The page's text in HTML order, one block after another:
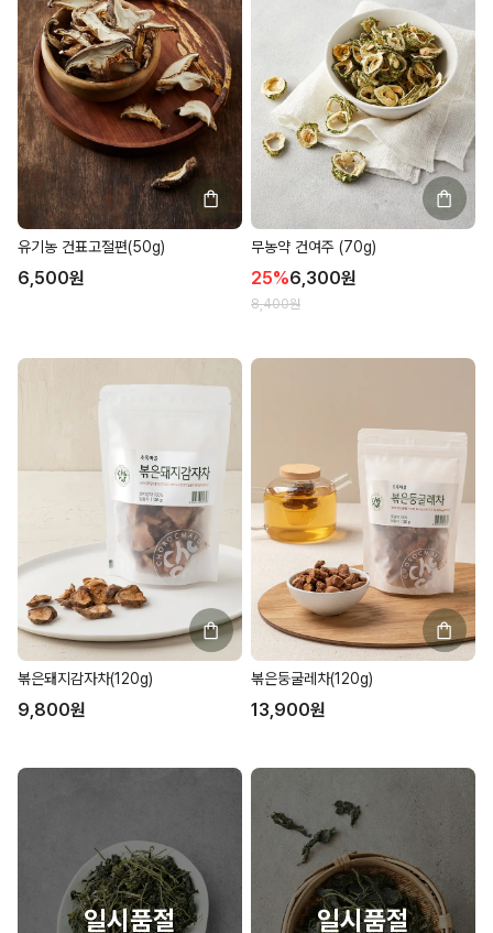
유기농 건표고절편(50g)
6,500원
무농약 건여주 (70g)
25%6,300원
8,400원
볶은돼지감자차(120g)
9,800원
볶은둥굴레차(120g)
13,900원